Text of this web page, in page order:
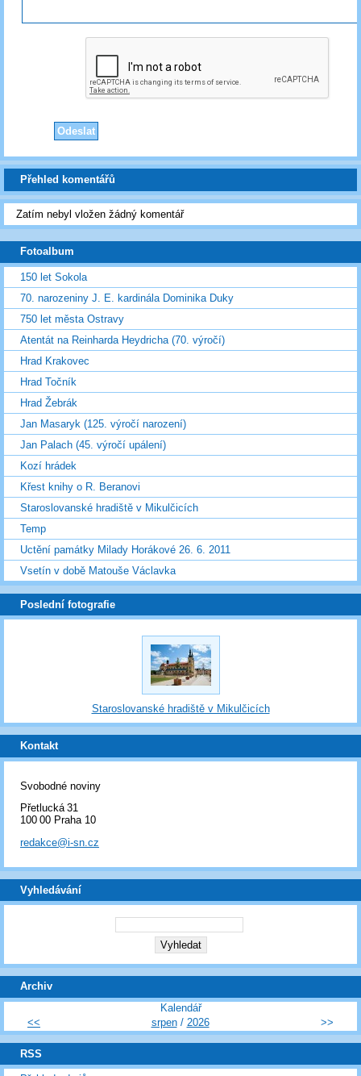
Přehled komentářů
Zatím nebyl vložen žádný komentář
Fotoalbum
150 let Sokola
70. narozeniny J. E. kardinála Dominika Duky
750 let města Ostravy
Atentát na Reinharda Heydricha (70. výročí)
Hrad Krakovec
Hrad Točník
Hrad Žebrák
Jan Masaryk (125. výročí narození)
Jan Palach (45. výročí upálení)
Kozí hrádek
Křest knihy o R. Beranovi
Staroslovanské hradiště v Mikulčicích
Temp
Uctění památky Milady Horákové 26. 6. 2011
Vsetín v době Matouše Václavka
Poslední fotografie
Staroslovanské hradiště v Mikulčicích
Kontakt
Svobodné noviny
Přetlucká 31
100 00 Praha 10
redakce@i-sn.cz
Vyhledávání
Archiv
Kalendář
<<
srpen/ 2026 >>
RSS